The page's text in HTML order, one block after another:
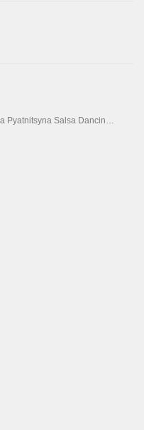
Pyatnitsyna Salsa Dancin…